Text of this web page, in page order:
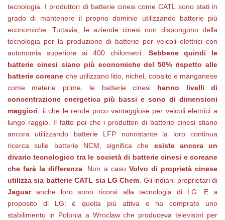
tecnologia. I produttori di batterie cinesi come CATL sono stati in
grado di mantenere il proprio dominio utilizzando batterie più
economiche. Tuttavia, le aziende cinesi non dispongono della
tecnologia per la produzione di batterie per veicoli elettrici con
autonomia superiore ai 400 chilometri. Sebbene quindi le
batterie cinesi siano più economiche del 50% rispetto alle
batterie coreane che utilizzano litio, nichel, cobalto e manganese
come materie prime, le batterie cinesi hanno livelli di
concentrazione energetica più bassi e sono di dimensioni
maggiori, il che le rende poco vantaggiose per veicoli elettrici a
lungo raggio. Il fatto poi che i produttori di batterie cinesi stiano
ancora utilizzando batterie LFP nonostante la loro continua
ricerca sulle batterie NCM, significa che esiste ancora un
divario tecnologico tra le società di batterie cinesi e coreane
che farà la differenza. Non a caso Volvo di proprietà cinese
utilizza sia batterie CATL sia LG Chem. Gli indiani proprietari di
Jaguaranche loro sono ricorsi alla tecnologia di LG. E a
proposito di LG: è quella più attiva e ha comprato uno
stabilimento in Polonia a Wroclaw che produceva televisori per